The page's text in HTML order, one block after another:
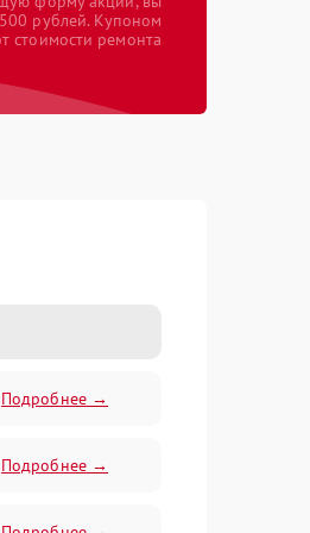
рублей. Купоном
стоимости ремонта
Подробнее →
Подробнее →